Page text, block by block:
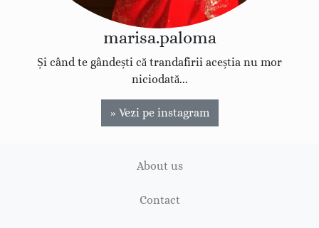
marisa.paloma
Și când te gândești că trandafirii aceștia nu mor
niciodată...
» Vezi pe instagram
About us
Contact